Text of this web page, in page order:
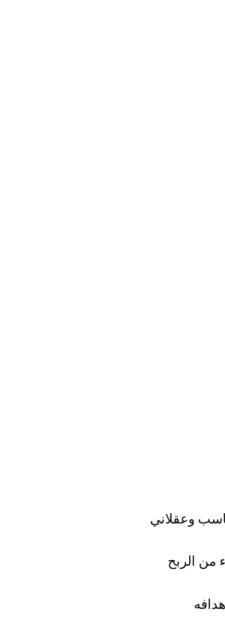
وعقلاني
من الربح